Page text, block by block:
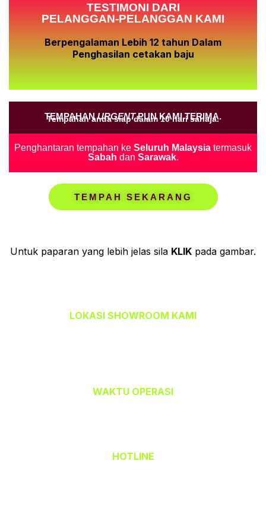
TESTIMONI DARI
PELANGGAN-PELANGGAN KAMI
Berpengalaman Lebih 12 tahun Dalam
Penghasilan cetakan baju
Tempahan anda siap dalam 10 hari sahaja.
TEMPAHANURGENTPUN KAMI TERIMA.
Penghantaran tempahan ke Seluruh Malaysia termasuk
Sabah dan Sarawak.
TEMPAH SEKARANG
Untuk paparan yang lebih jelas sila KLIK pada gambar.
LOKASI SHOWROOM KAMI
WAKTU OPERASI
HOTLINE